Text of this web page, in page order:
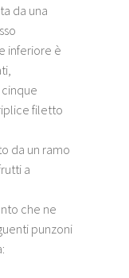
da una
inferiore è
filetto
da un ramo
a
che ne
punzoni